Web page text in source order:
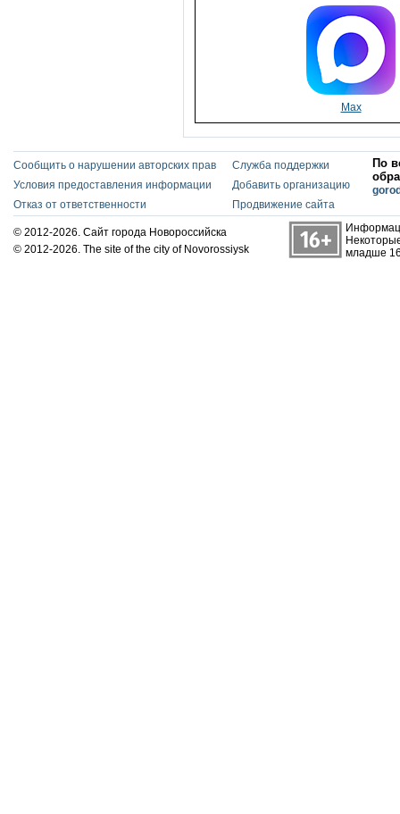
Max
Сообщить о нарушении авторских прав
Условия предоставления информации
Отказ от ответственности
Служба поддержки
Добавить организацию
Продвижение сайта
По
© 2012-2026. Сайт города Новороссийска
© 2012-2026. The site of the city of Novorossiysk
младше